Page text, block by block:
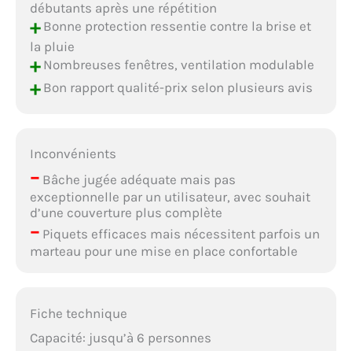
débutants après une répétition
+Bonne protection ressentie contre la brise et
la pluie
+Nombreuses fenêtres, ventilation modulable
+Bon rapport qualité-prix selon plusieurs avis
Inconvénients
–Bâche jugée adéquate mais pas
exceptionnelle par un utilisateur, avec souhait
d’une couverture plus complète
–Piquets efficaces mais nécessitent parfois un
marteau pour une mise en place confortable
Fiche technique
Capacité: jusqu’à 6 personnes